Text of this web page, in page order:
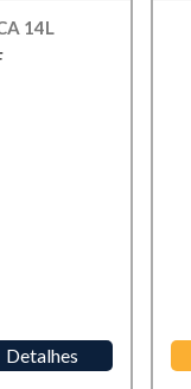
14L
Detalhes